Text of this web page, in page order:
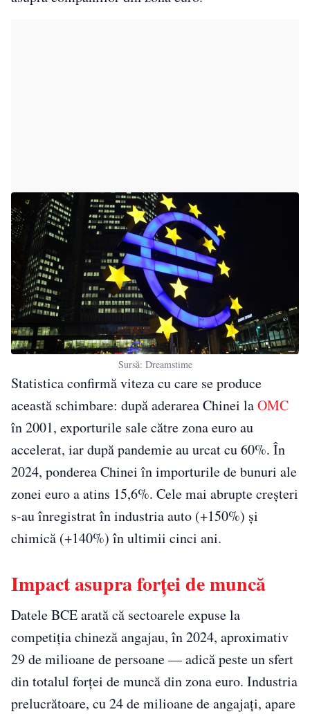
Sursă: Dreamstime
Statistica confirmă viteza cu care se produce
această schimbare: după aderarea Chinei laOMC
în 2001, exporturile sale către zona euro au
accelerat, iar după pandemie au urcat cu 60%. În
2024, ponderea Chinei în importurile de bunuri ale
zonei euro a atins 15,6%. Cele mai abrupte creșteri
s-au înregistrat în industria auto (+150%) și
chimică (+140%) în ultimii cinci ani.
Impact asupra forței de muncă
Datele BCE arată că sectoarele expuse la
competiția chineză angajau, în 2024, aproximativ
29 de milioane de persoane — adică peste un sfert
din totalul forței de muncă din zona euro. Industria
prelucrătoare, cu 24 de milioane de angajați, apare